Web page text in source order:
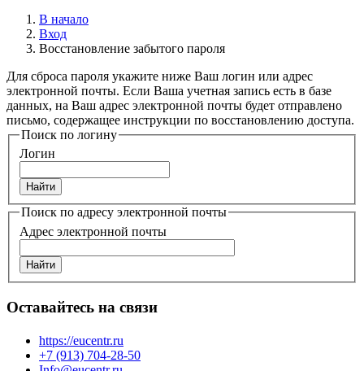
В начало
Вход
Восстановление забытого пароля
Для сброса пароля укажите ниже Ваш логин или адрес
электронной почты. Если Ваша учетная запись есть в базе
данных, на Ваш адрес электронной почты будет отправлено
письмо, содержащее инструкции по восстановлению доступа.
Поиск по логину
Логин
Поиск по адресу электронной почты
Адрес электронной почты
Оставайтесь на связи
https://eucentr.ru
+7 (913) 704-28-50